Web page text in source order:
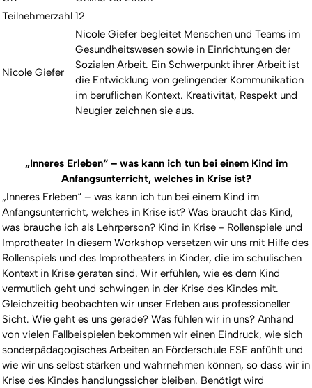
Teilnehmerzahl 12
Nicole Giefer
Nicole Giefer begleitet Menschen und Teams im
Gesundheitswesen sowie in Einrichtungen der
Sozialen Arbeit. Ein Schwerpunkt ihrer Arbeit ist
die Entwicklung von gelingender Kommunikation
im beruflichen Kontext. Kreativität, Respekt und
Neugier zeichnen sie aus.
„Inneres Erleben“ – was kann ich tun bei einem Kind im
Anfangsunterricht, welches in Krise ist?
„Inneres Erleben“ – was kann ich tun bei einem Kind im
Anfangsunterricht, welches in Krise ist? Was braucht das Kind,
was brauche ich als Lehrperson? Kind in Krise - Rollenspiele und
Improtheater In diesem Workshop versetzen wir uns mit Hilfe des
Rollenspiels und des Improtheaters in Kinder, die im schulischen
Kontext in Krise geraten sind. Wir erfühlen, wie es dem Kind
vermutlich geht und schwingen in der Krise des Kindes mit.
Gleichzeitig beobachten wir unser Erleben aus professioneller
Sicht. Wie geht es uns gerade? Was fühlen wir in uns? Anhand
von vielen Fallbeispielen bekommen wir einen Eindruck, wie sich
sonderpädagogisches Arbeiten an Förderschule ESE anfühlt und
wie wir uns selbst stärken und wahrnehmen können, so dass wir in
Krise des Kindes handlungssicher bleiben. Benötigt wird